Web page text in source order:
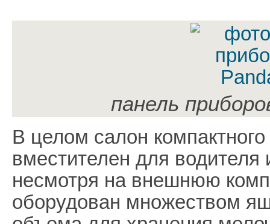
панель
В целом салон
вместителен для
несмотря на внешнюю
оборудован множеством